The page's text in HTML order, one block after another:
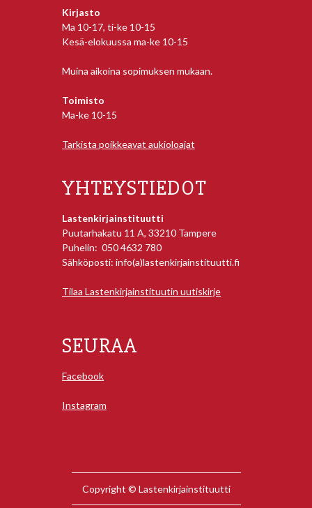
Kirjasto
Ma 10-17, ti-ke 10-15
Kesä-elokuussa ma-ke 10-15
Muina aikoina sopimuksen mukaan.
Toimisto
Ma-ke 10-15
Tarkista poikkeavat aukioloajat
YHTEYSTIEDOT
Lastenkirjainstituutti
Puutarhakatu 11 A, 33210 Tampere
Puhelin: 050 4632 780
Sähköposti: info(a)lastenkirjainstituutti.fi
Tilaa Lastenkirjainstituutin uutiskirje
SEURAA
Facebook
Instagram
Copyright © Lastenkirjainstituutti